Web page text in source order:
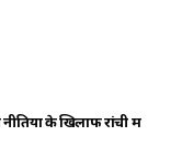
के खिलाफ रांची में